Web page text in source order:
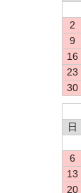
2
9
16
23
30
日
6
13
20